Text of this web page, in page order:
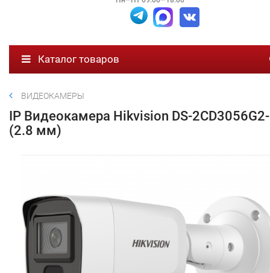
Каталог товаров
ВИДЕОКАМЕРЫ
IP Видеокамера Hikvision DS-
(2.8 мм)